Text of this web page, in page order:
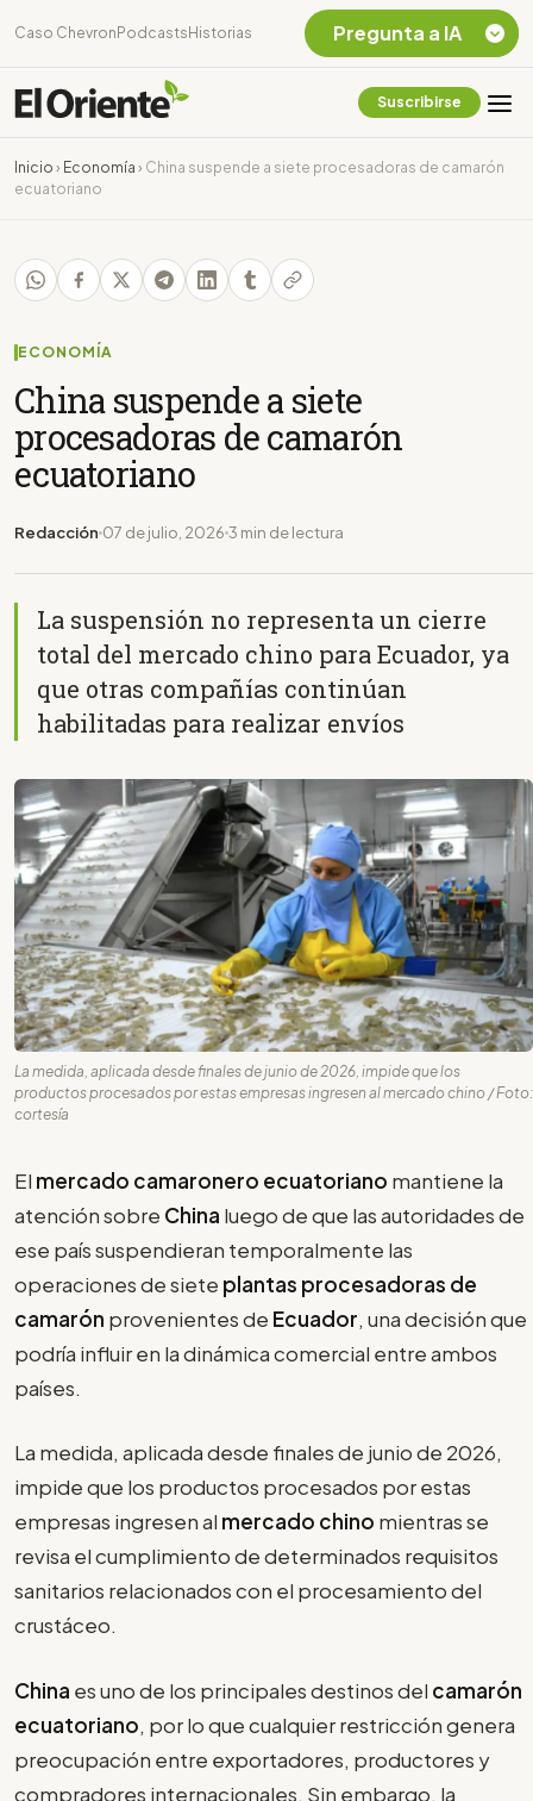
Caso Chevron Podcasts Historias
Suscribirse
Inicio › Economía › China suspende a siete procesadoras de camarón
ecuatoriano
ECONOMÍA
China suspende a siete
procesadoras de camarón
ecuatoriano
Redacción 07 de julio, 2026 3 min de lectura
La suspensión no representa un cierre
total del mercado chino para Ecuador, ya
que otras compañías continúan
habilitadas para realizar envíos
La medida, aplicada desde finales de junio de 2026, impide que los
productos procesados por estas empresas ingresen al mercado chino / Foto:
cortesía
El mercado camaronero ecuatoriano mantiene la
atención sobre China luego de que las autoridades de
ese país suspendieran temporalmente las
operaciones de siete plantas procesadoras de
camarón provenientes de Ecuador, una decisión que
podría influir en la dinámica comercial entre ambos
países.
La medida, aplicada desde finales de junio de 2026,
impide que los productos procesados por estas
empresas ingresen al mercado chino mientras se
revisa el cumplimiento de determinados requisitos
sanitarios relacionados con el procesamiento del
crustáceo.
China es uno de los principales destinos del camarón
ecuatoriano, por lo que cualquier restricción genera
preocupación entre exportadores, productores y
compradores internacionales. Sin embargo, la
Pregunta a IA
Chevron Ecuador